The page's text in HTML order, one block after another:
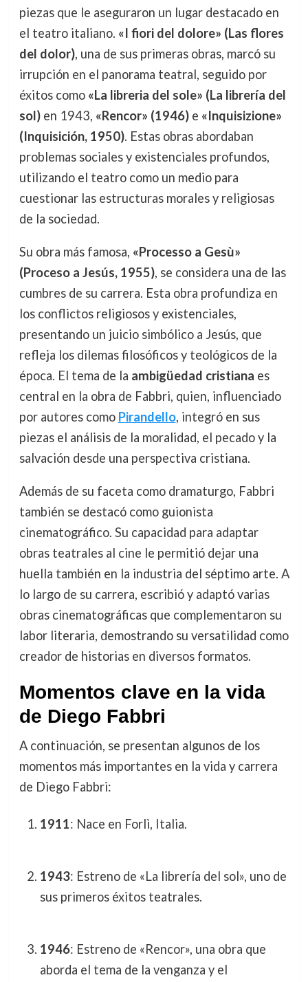
piezas que le aseguraron un lugar destacado en
el teatro italiano. «I fiori del dolore» (Las flores
del dolor), una de sus primeras obras, marcó su
irrupción en el panorama teatral, seguido por
éxitos como «La libreria del sole» (La librería del
sol)en 1943, «Rencor» (1946)e «Inquisizione»
(Inquisición, 1950). Estas obras abordaban
problemas sociales y existenciales profundos,
utilizando el teatro como un medio para
cuestionar las estructuras morales y religiosas
de la sociedad.
Su obra más famosa, «Processo a Gesù»
(Proceso a Jesús, 1955), se considera una de las
cumbres de su carrera. Esta obra profundiza en
los conflictos religiosos y existenciales,
presentando un juicio simbólico a Jesús, que
refleja los dilemas filosóficos y teológicos de la
época. El tema de la ambigüedad cristiana es
central en la obra de Fabbri, quien, influenciado
por autores como Pirandello, integró en sus
piezas el análisis de la moralidad, el pecado y la
salvación desde una perspectiva cristiana.
Además de su faceta como dramaturgo, Fabbri
también se destacó como guionista
cinematográfico. Su capacidad para adaptar
obras teatrales al cine le permitió dejar una
huella también en la industria del séptimo arte. A
lo largo de su carrera, escribió y adaptó varias
obras cinematográficas que complementaron su
labor literaria, demostrando su versatilidad como
creador de historias en diversos formatos.
Momentos clave en la vida
de Diego Fabbri
A continuación, se presentan algunos de los
momentos más importantes en la vida y carrera
de Diego Fabbri:
1911: Nace en Forlì, Italia.
1943: Estreno de «La librería del sol», uno de
sus primeros éxitos teatrales.
1946: Estreno de «Rencor», una obra que
aborda el tema de la venganza y el